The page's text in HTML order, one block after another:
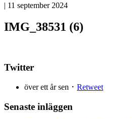
| 11 september 2024
IMG_38531 (6)
Twitter
över ett år sen ･ Retweet
Senaste inläggen